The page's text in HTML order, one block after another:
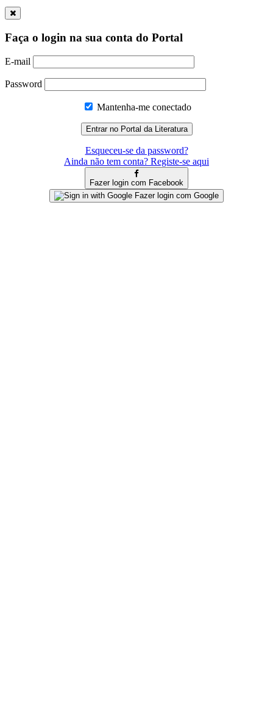
Faça o login na sua conta do Portal
E-mail
Password
Mantenha-me conectado
Esqueceu-se da password?
Ainda não tem conta? Registe-se aqui
Fazer login com Facebook
Fazer login com Google